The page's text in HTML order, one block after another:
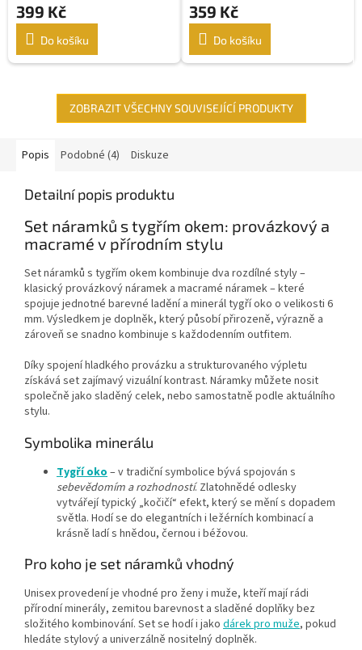
399 Kč
Do košíku
359 Kč
Do košíku
ZOBRAZIT VŠECHNY SOUVISEJÍCÍ PRODUKTY
Popis Podobné (4) Diskuze
Detailní popis produktu
Set náramků s tygřím okem: provázkový a
macramé v přírodním stylu
Set náramků s tygřím okem kombinuje dva rozdílné styly –
klasický provázkový náramek a macramé náramek – které
spojuje jednotné barevné ladění a minerál tygří oko o velikosti 6
mm. Výsledkem je doplněk, který působí přirozeně, výrazně a
zároveň se snadno kombinuje s každodenním outfitem.
Díky spojení hladkého provázku a strukturovaného výpletu
získává set zajímavý vizuální kontrast. Náramky můžete nosit
společně jako sladěný celek, nebo samostatně podle aktuálního
stylu.
Symbolika minerálu
Tygří oko – v tradiční symbolice bývá spojován s
sebevědomím a rozhodností. Zlatohnědé odlesky
vytvářejí typický „kočičí“ efekt, který se mění s dopadem
světla. Hodí se do elegantních i ležérních kombinací a
krásně ladí s hnědou, černou i béžovou.
Pro koho je set náramků vhodný
Unisex provedení je vhodné pro ženy i muže, kteří mají rádi
přírodní minerály, zemitou barevnost a sladěné doplňky bez
složitého kombinování. Set se hodí i jako dárek pro muže, pokud
hledáte stylový a univerzálně nositelný doplněk.